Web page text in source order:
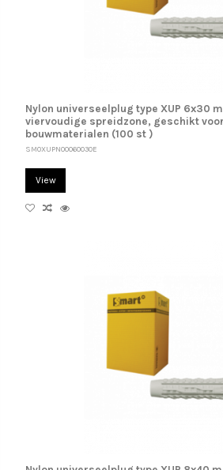
Nylon universeelplug type XUP 6x30
viervoudige spreidzone, geschikt
bouwmaterialen (100 st )
SM0XUPN00060030E
View